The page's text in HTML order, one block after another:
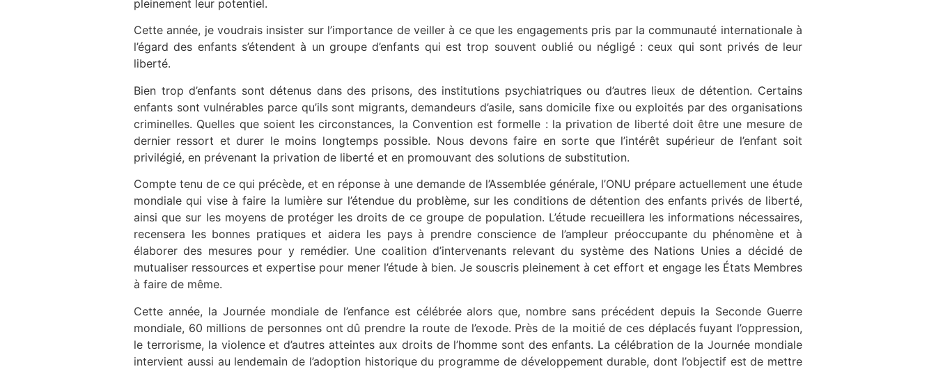
pleinement leur potentiel.
Cette année, je voudrais insister sur l’importance de veiller à ce que les engagements pris par la communauté internationale à
l’égard des enfants s’étendent à un groupe d’enfants qui est trop souvent oublié ou négligé : ceux qui sont privés de leur
liberté.
Bien trop d’enfants sont détenus dans des prisons, des institutions psychiatriques ou d’autres lieux de détention. Certains
enfants sont vulnérables parce qu’ils sont migrants, demandeurs d’asile, sans domicile fixe ou exploités par des organisations
criminelles. Quelles que soient les circonstances, la Convention est formelle : la privation de liberté doit être une mesure de
dernier ressort et durer le moins longtemps possible. Nous devons faire en sorte que l’intérêt supérieur de l’enfant soit
privilégié, en prévenant la privation de liberté et en promouvant des solutions de substitution.
Compte tenu de ce qui précède, et en réponse à une demande de l’Assemblée générale, l’ONU prépare actuellement une étude
mondiale qui vise à faire la lumière sur l’étendue du problème, sur les conditions de détention des enfants privés de liberté,
ainsi que sur les moyens de protéger les droits de ce groupe de population. L’étude recueillera les informations nécessaires,
recensera les bonnes pratiques et aidera les pays à prendre conscience de l’ampleur préoccupante du phénomène et à
élaborer des mesures pour y remédier. Une coalition d’intervenants relevant du système des Nations Unies a décidé de
mutualiser ressources et expertise pour mener l’étude à bien. Je souscris pleinement à cet effort et engage les États Membres
à faire de même.
Cette année, la Journée mondiale de l’enfance est célébrée alors que, nombre sans précédent depuis la Seconde Guerre
mondiale, 60 millions de personnes ont dû prendre la route de l’exode. Près de la moitié de ces déplacés fuyant l’oppression,
le terrorisme, la violence et d’autres atteintes aux droits de l’homme sont des enfants. La célébration de la Journée mondiale
intervient aussi au lendemain de l’adoption historique du programme de développement durable, dont l’objectif est de mettre